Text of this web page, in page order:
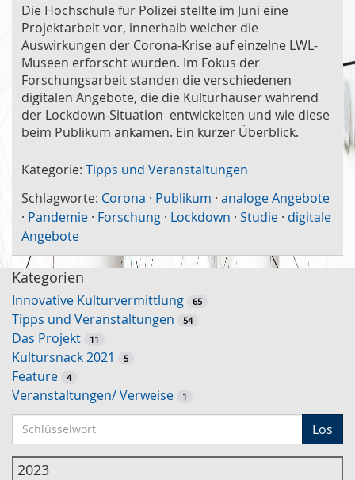
Die Hochschule für Polizei stellte im Juni eine
Projektarbeit vor, innerhalb welcher die
Auswirkungen der Corona-Krise auf einzelne LWL-
Museen erforscht wurden. Im Fokus der
Forschungsarbeit standen die verschiedenen
digitalen Angebote, die die Kulturhäuser während
der Lockdown-Situation entwickelten und wie diese
beim Publikum ankamen. Ein kurzer Überblick.
Kategorie: Tipps und Veranstaltungen
Schlagworte: Corona · Publikum · analoge Angebote
· Pandemie · Forschung · Lockdown · Studie · digitale
Angebote
Kategorien
Innovative Kulturvermittlung 65
Tipps und Veranstaltungen 54
Das Projekt 11
Kultursnack 2021 5
Feature 4
Veranstaltungen/ Verweise 1
c
h
Los
2023